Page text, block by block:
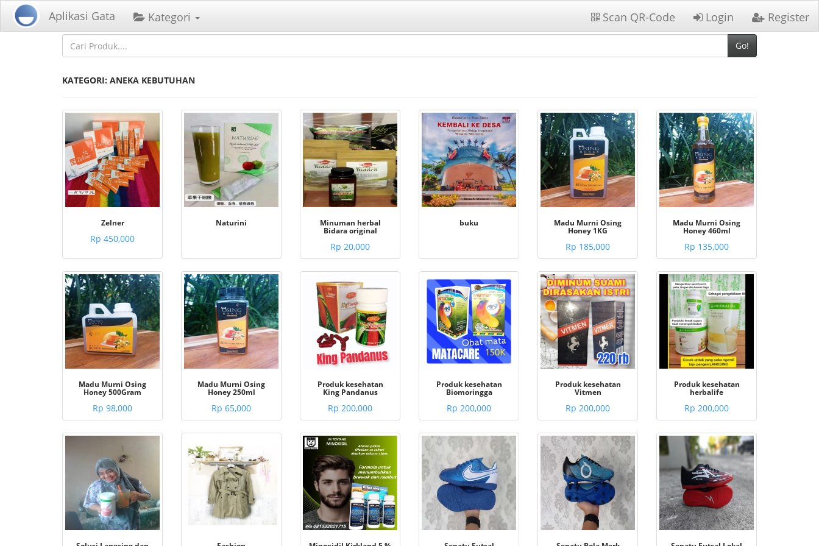
Aplikasi Gata Kategori Scan QR-Code Login Register
Home Kategori
Go!
KATEGORI: ANEKA KEBUTUHAN
Zelner
Rp 450,000
Naturini Minuman herbal
Bidara original
Rp 20,000
buku Madu Murni Osing
Honey 1KG
Rp 185,000
Madu Murni Osing
Honey 460ml
Rp 135,000
Madu Murni Osing
Honey 500Gram
Rp 98,000
Madu Murni Osing
Honey 250ml
Rp 65,000
Produk kesehatan
King Pandanus
Rp 200,000
Produk kesehatan
Biomoringga
Rp 200,000
Produk kesehatan
Vitmen
Rp 200,000
Produk kesehatan
herbalife
Rp 200,000